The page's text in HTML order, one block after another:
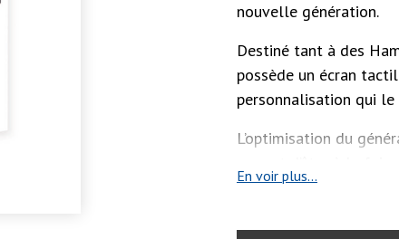
nouvelle génération.
Destiné tant à des
possède un écran
personnalisation qui le
L’optimisation du
En voir plus...